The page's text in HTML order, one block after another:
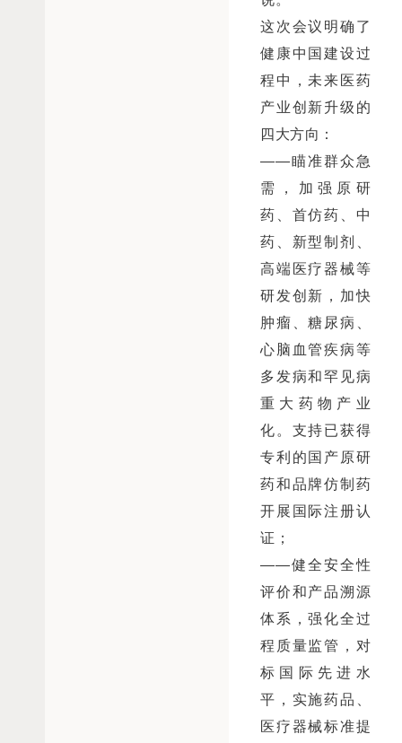
这次会议明确了
健康中国建设过
程中，未来医药
产业创新升级的
四大方向：
——瞄准群众急
需，加强原研
药、首仿药、中
药、新型制剂、
高端医疗器械等
研发创新，加快
肿瘤、糖尿病、
心脑血管疾病等
多发病和罕见病
重大药物产业
化。支持已获得
专利的国产原研
药和品牌仿制药
开展国际注册认
证；
——健全安全性
评价和产品溯源
体系，强化全过
程质量监管，对
标国际先进水
平，实施药品、
医疗器械标准提